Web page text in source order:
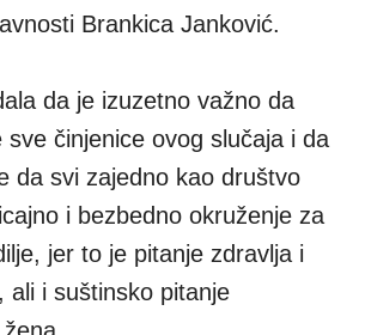
Brankica Janković.
da je izuzetno važno da
sve činjenice ovog slučaja i da
da svi zajedno kao društvo
i bezbedno okruženje za
jer to je pitanje zdravlja i
ali i suštinsko pitanje